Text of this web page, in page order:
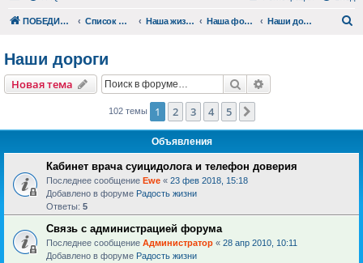
ПОБЕДИШЬ.РУ Список форумов Наша жизнь (не всё же о суициде!) Наша фотогалерея Наши дороги
Наши дороги
Новая тема Поиск
102 темы 1 2 3 4 5
Объявления
Кабинет врача суицидолога и телефон доверия
Последнее сообщение Ewe « 23 фев 2018, 15:18
Добавлено в форуме Радость жизни
Ответы: 5
Связь с администрацией форума
Последнее сообщение Администратор « 28 апр 2010, 10:11
Добавлено в форуме Радость жизни